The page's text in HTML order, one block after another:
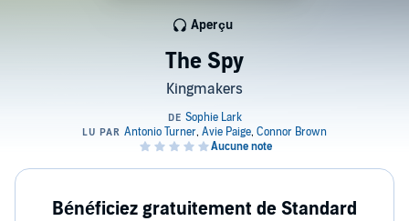
The Spy
Kingmakers
Aperçu
Bénéficiez gratuitement de Standard